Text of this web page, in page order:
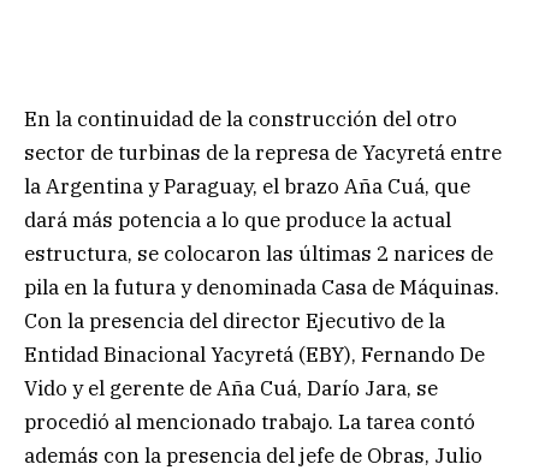
En la continuidad de la construcción del otro
sector de turbinas de la represa de Yacyretá entre
la Argentina y Paraguay, el brazo Aña Cuá, que
dará más potencia a lo que produce la actual
estructura, se colocaron las últimas 2 narices de
pila en la futura y denominada Casa de Máquinas.
Con la presencia del director Ejecutivo de la
Entidad Binacional Yacyretá (EBY), Fernando De
Vido y el gerente de Aña Cuá, Darío Jara, se
procedió al mencionado trabajo. La tarea contó
además con la presencia del jefe de Obras, Julio